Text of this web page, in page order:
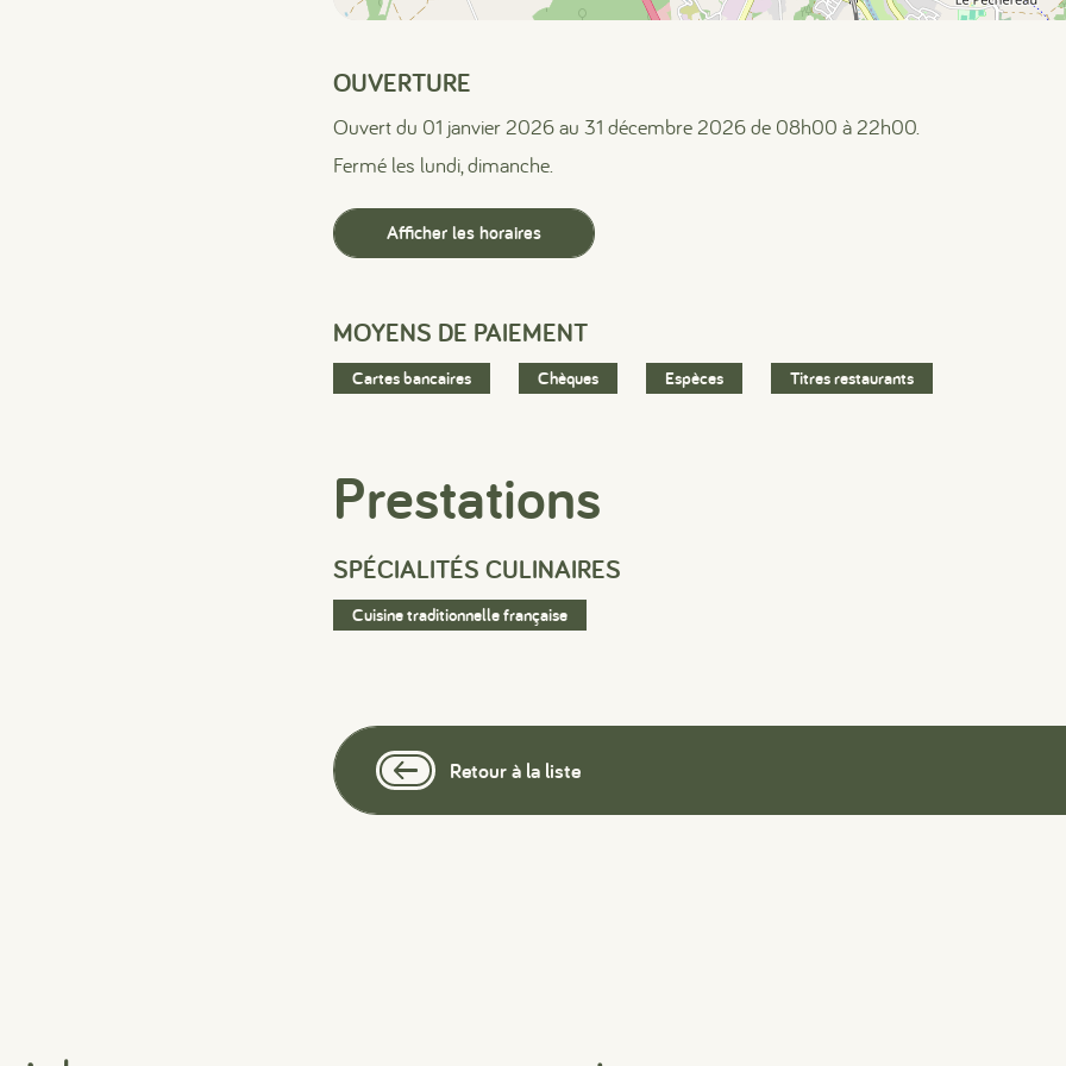
OUVERTURE
Ouvert du 01 janvier 2026 au 31 décembre 2026 de 08h00 à 22h00.
Fermé les lundi, dimanche.
Afficher les horaires
MOYENS DE PAIEMENT
Cartes bancaires Chèques Espèces Titres restaurants
Prestations
SPÉCIALITÉS CULINAIRES
Cuisine traditionnelle française
Retour à la liste